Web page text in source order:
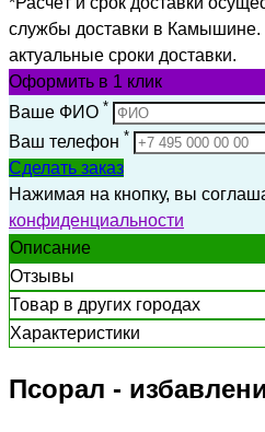
службы доставки в Камышине.
актуальные сроки доставки.
Оформить в 1 клик
Ваше ФИО *
Ваш телефон *
Сделать заказ
Нажимая на кнопку, вы
конфиденциальности
Описание
Отзывы
Товар в других городах
Характеристики
Псорал -